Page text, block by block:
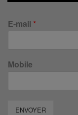
E-mail *
Mobile
ENVOYER